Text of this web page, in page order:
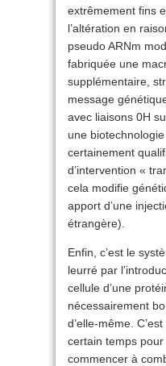
extrêmement fins
l’altération en
pseudo ARNm
fabriquée une
supplémentaire,
message
avec liaisons 0H
une
certainement
d’intervention «
cela modifie
apport d’une
étrangère).
Enfin, c’est le
leurré par
cellule d’une
nécessairement
d’elle-même.
certain temps
commencer à